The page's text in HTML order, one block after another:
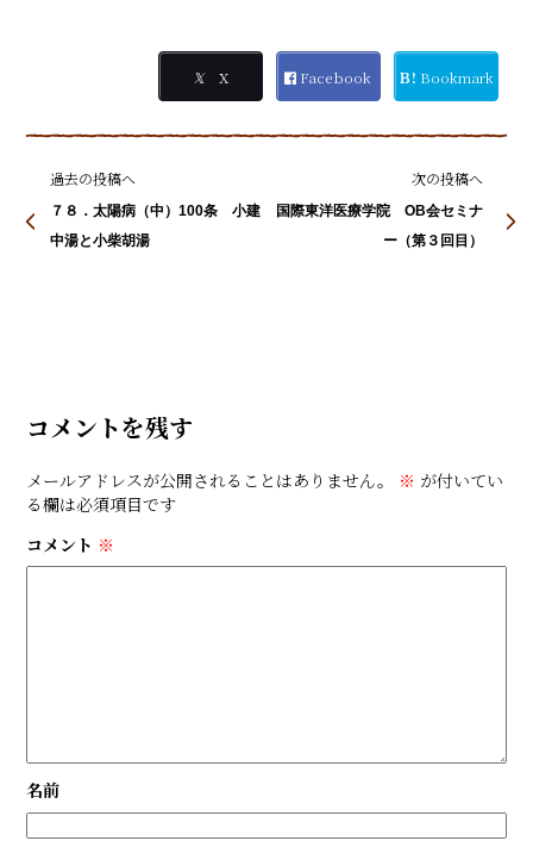
𝕏 X Facebook Ｂ! Bookmark
過去の投稿へ
７８．太陽病（中）100条 小建
中湯と小柴胡湯
次の投稿へ
国際東洋医療学院 OB会セミナ
ー（第３回目）
コメントを残す
メールアドレスが公開されることはありません。 ※ が付いてい
る欄は必須項目です
コメント ※
名前